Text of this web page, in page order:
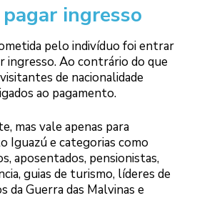
ingresso
pelo indivíduo foi entrar
ingresso. Ao contrário do que
de nacionalidade
ao pagamento.
mas vale apenas para
Iguazú e categorias como
aposentados, pensionistas,
guias de turismo, líderes de
da Guerra das Malvinas e